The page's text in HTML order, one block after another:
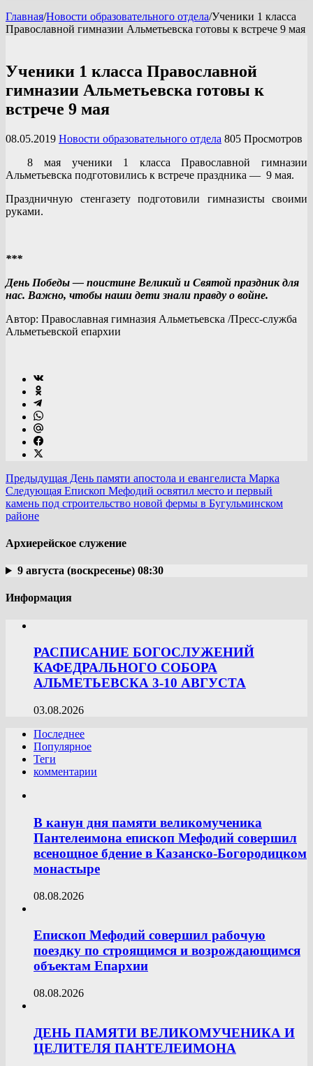
Главная/Новости образовательного отдела/Ученики 1 класса
Православной гимназии Альметьевска готовы к встрече 9 мая
Ученики 1 класса Православной
гимназии Альметьевска готовы к
встрече 9 мая
08.05.2019 Новости образовательного отдела 805 Просмотров
8 мая ученики 1 класса Православной гимназии
Альметьевска подготовились к встрече праздника — 9 мая.
Праздничную стенгазету подготовили гимназисты своими
руками.
***
День Победы — поистине Великий и Святой праздник для
нас. Важно, чтобы наши дети знали правду о войне.
Автор: Православная гимназия Альметьевска /Пресс-служба
Альметьевской епархии
Предыдущая День памяти апостола и евангелиста Марка
Следующая Епископ Мефодий освятил место и первый
камень под строительство новой фермы в Бугульминском
районе
Архиерейское служение
9 августа (воскресенье) 08:30
Информация
РАСПИСАНИЕ БОГОСЛУЖЕНИЙ
КАФЕДРАЛЬНОГО СОБОРА
АЛЬМЕТЬЕВСКА 3-10 АВГУСТА
03.08.2026
Последнее
Популярное
Теги
комментарии
В канун дня памяти великомученика
Пантелеимона епископ Мефодий совершил
всенощное бдение в Казанско-Богородицком
монастыре
08.08.2026
Епископ Мефодий совершил рабочую
поездку по строящимся и возрождающимся
объектам Епархии
08.08.2026
ДЕНЬ ПАМЯТИ ВЕЛИКОМУЧЕНИКА И
ЦЕЛИТЕЛЯ ПАНТЕЛЕИМОНА